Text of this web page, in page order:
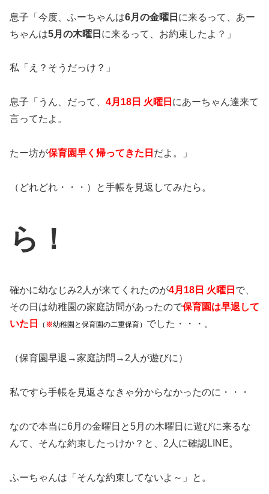
息子「今度、ふーちゃんは6月の金曜日 に来るって、あー
ちゃんは5月の木曜日 に来るって、お約束したよ？」
私「え？そうだっけ？」
息子「うん、だって、 4月18日 火曜日 にあーちゃん達来て
言ってたよ。
たー坊が保育園早く帰ってきた日 だよ。」
（どれどれ・・・）と手帳を見返してみたら。
ら！
確かに幼なじみ2人が来てくれたのが4月18日 火曜日 で、
その日は幼稚園の家庭訪問があったので保育園は早退して
いた日
（ ※幼稚園と保育園の二重保育） でした・・・。
（保育園早退→家庭訪問→2人が遊びに）
私ですら手帳を見返さなきゃ分からなかったのに・・・
なので本当に6月の金曜日と5月の木曜日に遊びに来るな
んて、そんな約束したっけか？と、2人に確認LINE。
ふーちゃんは「そんな約束してないよ～」と。